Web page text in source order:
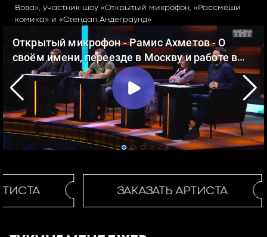
Вова», участник шоу «Открытый микрофон, «Рассмеши
комика» и «Стендап Андеграунд»
ЗАКАЗАТЬ АРТИСТА